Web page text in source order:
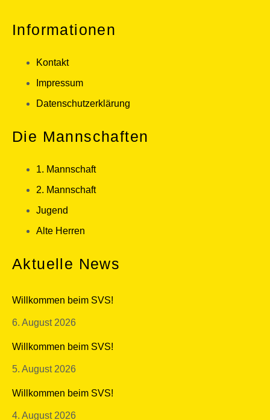
Informationen
Kontakt
Impressum
Datenschutzerklärung
Die Mannschaften
1. Mannschaft
2. Mannschaft
Jugend
Alte Herren
Aktuelle News
Willkommen beim SVS!
6. August 2026
Willkommen beim SVS!
5. August 2026
Willkommen beim SVS!
4. August 2026